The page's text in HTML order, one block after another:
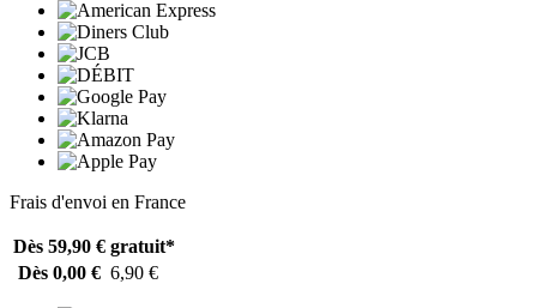
Frais d'envoi en France
Dès 59,90 € gratuit*
Dès 0,00 € 6,90 €